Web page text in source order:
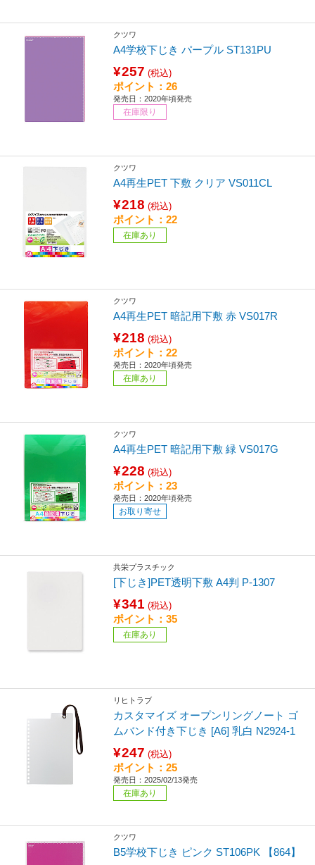
クツワ
A4学校下じき パープル ST131PU
¥257 (税込)
ポイント：26
発売日：2020年頃発売
在庫限り
クツワ
A4再生PET 下敷 クリア VS011CL
¥218 (税込)
ポイント：22
在庫あり
クツワ
A4再生PET 暗記用下敷 赤 VS017R
¥218 (税込)
ポイント：22
発売日：2020年頃発売
在庫あり
クツワ
A4再生PET 暗記用下敷 緑 VS017G
¥228 (税込)
ポイント：23
発売日：2020年頃発売
お取り寄せ
共栄プラスチック
[下じき]PET透明下敷 A4判 P-1307
¥341 (税込)
ポイント：35
在庫あり
リヒトラブ
カスタマイズ オープンリングノート ゴ
ムバンド付き下じき [A6] 乳白 N2924-1
¥247 (税込)
ポイント：25
発売日：2025/02/13発売
在庫あり
クツワ
B5学校下じき ピンク ST106PK 【864】